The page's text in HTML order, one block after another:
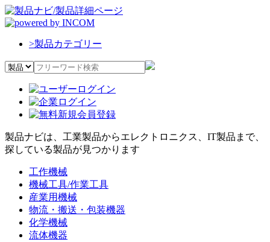
>製品カテゴリー
製品ナビは、工業製品からエレクトロニクス、IT製品まで、
探している製品が見つかります
工作機械
機械工具/作業工具
産業用機械
物流・搬送・包装機器
化学機械
流体機器